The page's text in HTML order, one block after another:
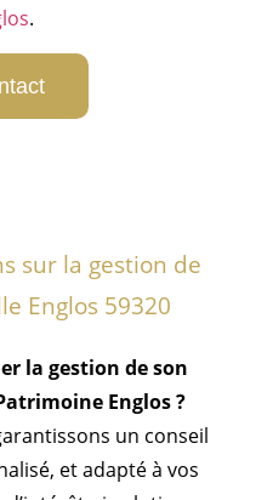
.
sur la gestion de
Englos 59320
la gestion de son
Englos ?
un conseil
et adapté à vos